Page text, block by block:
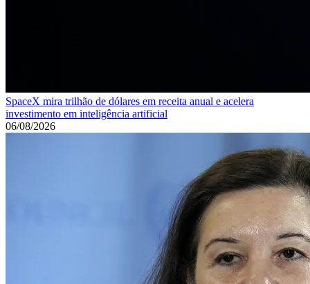
SpaceX mira trilhão de dólares em receita anual e acelera
investimento em inteligência artificial
06/08/2026